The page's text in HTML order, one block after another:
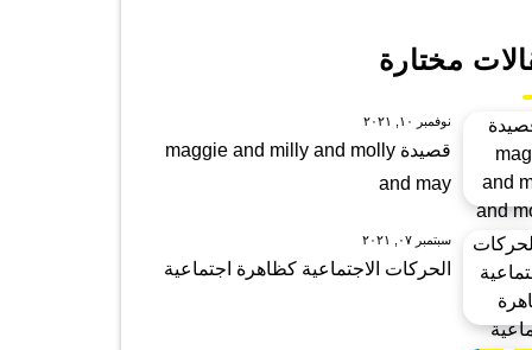
مختارة
نوفمبر ١٠, ٢٠٢١
قصيدة maggie and milly and molly
and may
سبتمبر ٠٧, ٢٠٢١
الحركات الاجتماعية كظاهرة اجتماعية